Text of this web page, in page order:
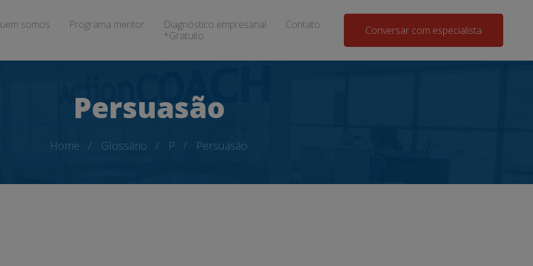
somos Programa mentor
Diagnóstico empresarial
*Gratuito
Contato Conversar com especialista
Persuasão
Home Glossário P Persuasão